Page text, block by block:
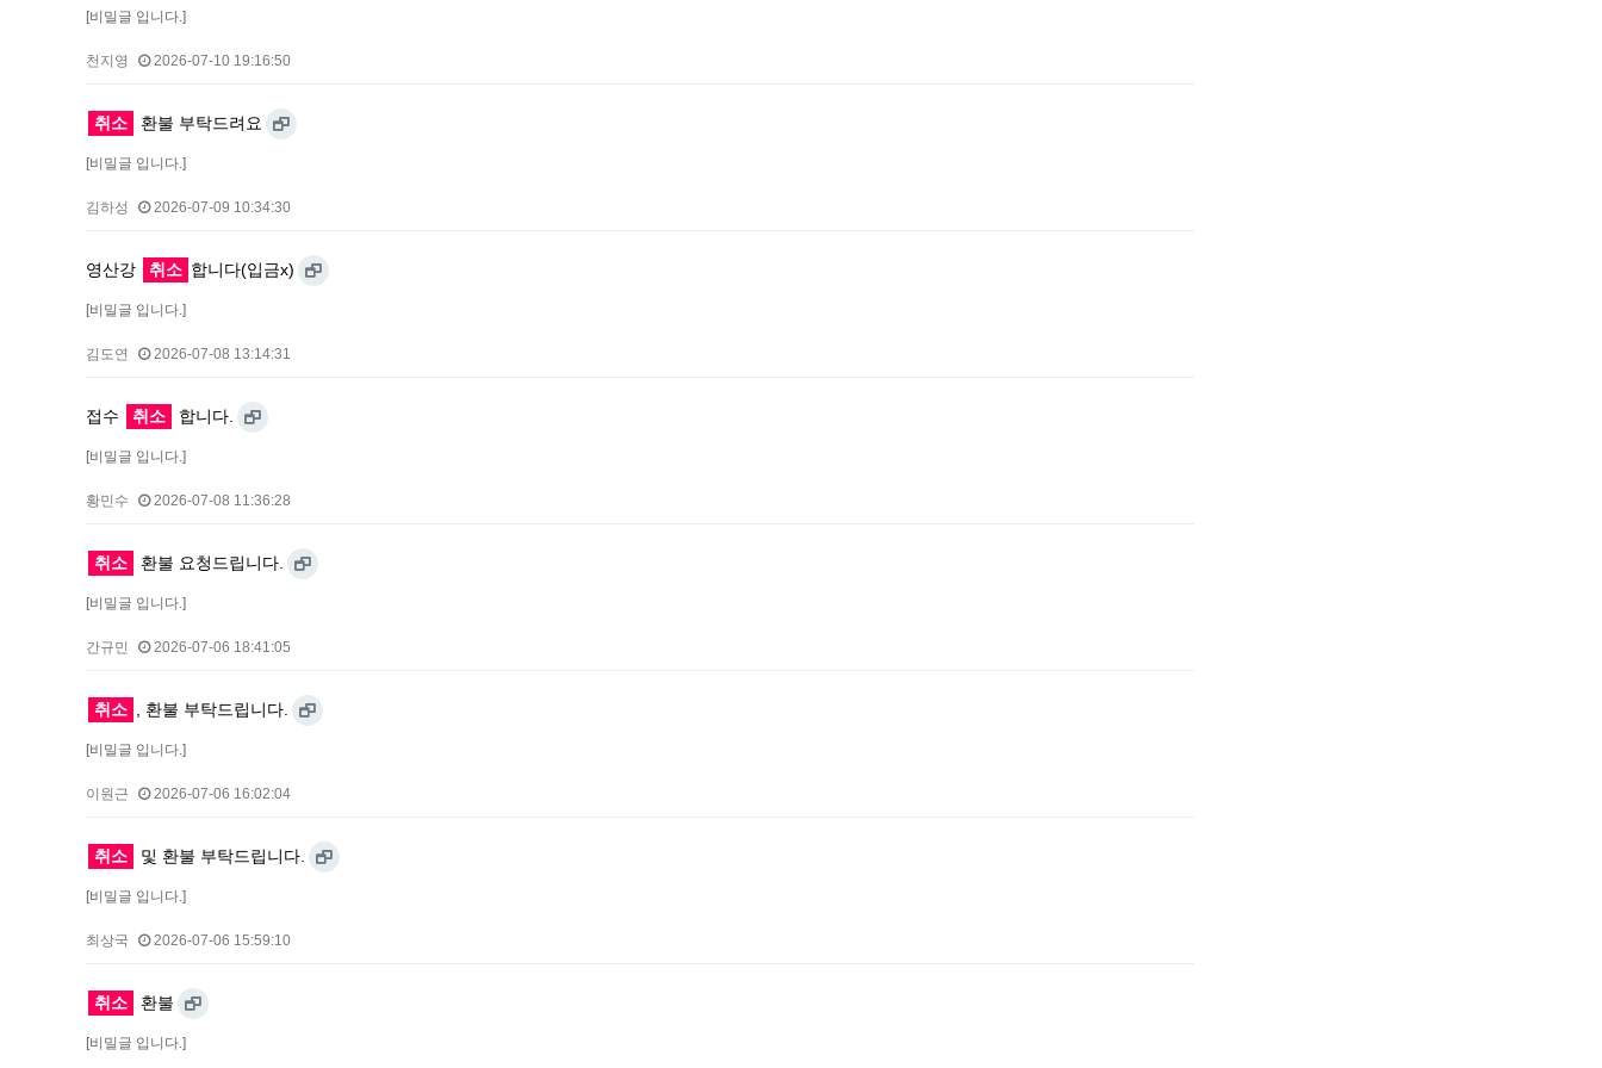
[비밀글 입니다.]
천지영 2026-07-10 19:16:50
취소 환불 부탁드려요
[비밀글 입니다.]
김하성 2026-07-09 10:34:30
영산강 취소 합니다(입금x)
[비밀글 입니다.]
김도연 2026-07-08 13:14:31
접수 취소 합니다.
[비밀글 입니다.]
황민수 2026-07-08 11:36:28
취소 환불 요청드립니다.
[비밀글 입니다.]
간규민 2026-07-06 18:41:05
취소 , 환불 부탁드립니다.
[비밀글 입니다.]
이원근 2026-07-06 16:02:04
취소 및 환불 부탁드립니다.
[비밀글 입니다.]
최상국 2026-07-06 15:59:10
취소 환불
[비밀글 입니다.]